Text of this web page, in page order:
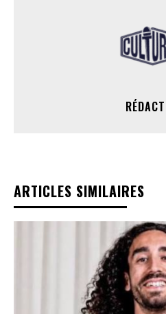
ARTICLES SIMILAIRES